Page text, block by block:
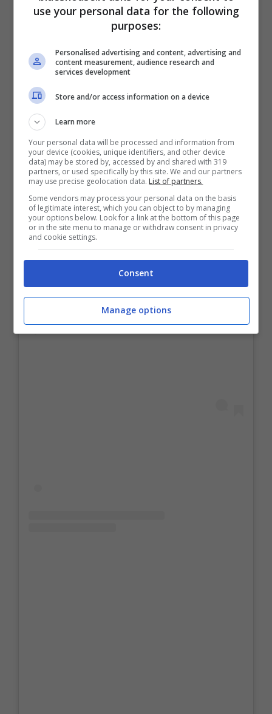
Visualizza questo post su Instagram
use your personal data for the following
purposes:
Personalised advertising and content, advertising and
content measurement, audience research and
services development
Store and/or access information on a device
Learn more
Your personal data will be processed and information from
your device (cookies, unique identifiers, and other device
data) may be stored by, accessed by and shared with 319
partners, or used specifically by this site. We and our partners
may use precise geolocation data. List of partners.
Some vendors may process your personal data on the basis
of legitimate interest, which you can object to by managing
your options below. Look for a link at the bottom of this page
or in the site menu to manage or withdraw consent in privacy
and cookie settings.
Consent
Manage options